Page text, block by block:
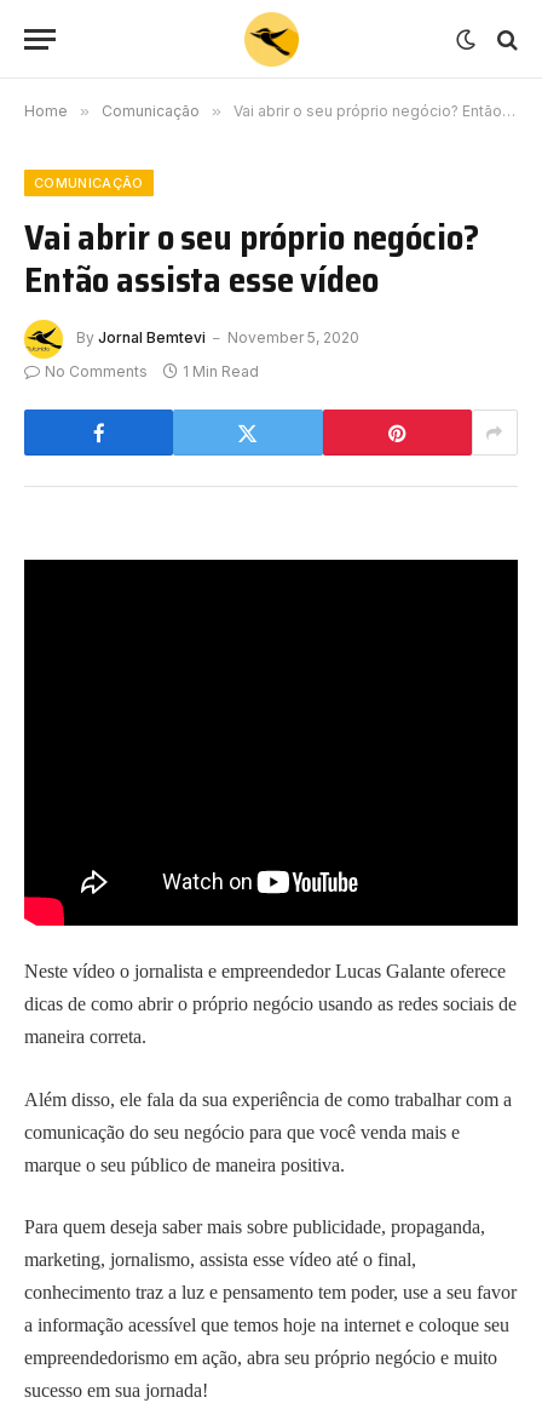
Home » Comunicação » Vai abrir o seu próprio negócio? Então assista esse vídeo
COMUNICAÇÃO
Vai abrir o seu próprio negócio?
Então assista esse vídeo
By Jornal Bemtevi
November 5, 2020
No Comments
1 Min Read
Neste vídeo o jornalista e empreendedor Lucas Galante oferece
dicas de como abrir o próprio negócio usando as redes sociais de
maneira correta.
Além disso, ele fala da sua experiência de como trabalhar com a
comunicação do seu negócio para que você venda mais e
marque o seu público de maneira positiva.
Para quem deseja saber mais sobre publicidade, propaganda,
marketing, jornalismo, assista esse vídeo até o final,
conhecimento traz a luz e pensamento tem poder, use a seu favor
a informação acessível que temos hoje na internet e coloque seu
empreendedorismo em ação, abra seu próprio negócio e muito
sucesso em sua jornada!